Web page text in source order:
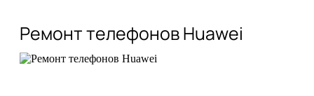
Ремонт телефонов Huawei